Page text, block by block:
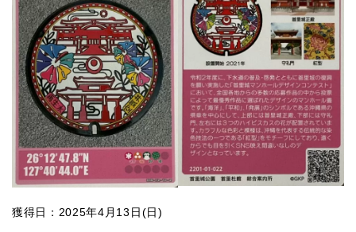
獲得日：2025年4月13日(日)